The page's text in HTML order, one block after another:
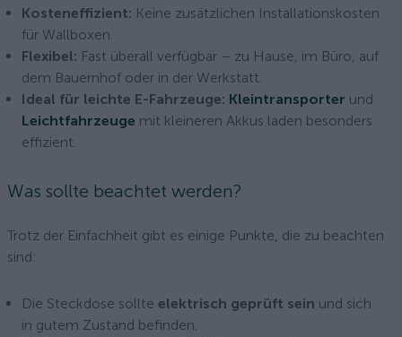
Kosteneffizient: Keine zusätzlichen Installationskosten
für Wallboxen.
Flexibel: Fast überall verfügbar – zu Hause, im Büro, auf
dem Bauernhof oder in der Werkstatt.
Ideal für leichte E-Fahrzeuge: Kleintransporter und
Leichtfahrzeuge mit kleineren Akkus laden besonders
effizient.
Was sollte beachtet werden?
Trotz der Einfachheit gibt es einige Punkte, die zu beachten
sind:
Die Steckdose sollte elektrisch geprüft sein und sich
in gutem Zustand befinden.